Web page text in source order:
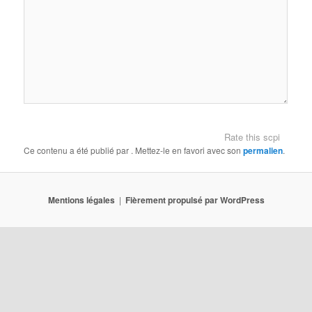
Rate this scpi
Ce contenu a été publié par . Mettez-le en favori avec sonpermalien.
Mentions légales Fièrement propulsé par WordPress